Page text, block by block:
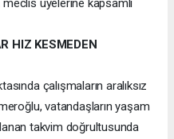
üyelerine kapsamlı
HIZ KESMEDEN
çalışmaların aralıksız
vatandaşların yaşam
takvim doğrultusunda